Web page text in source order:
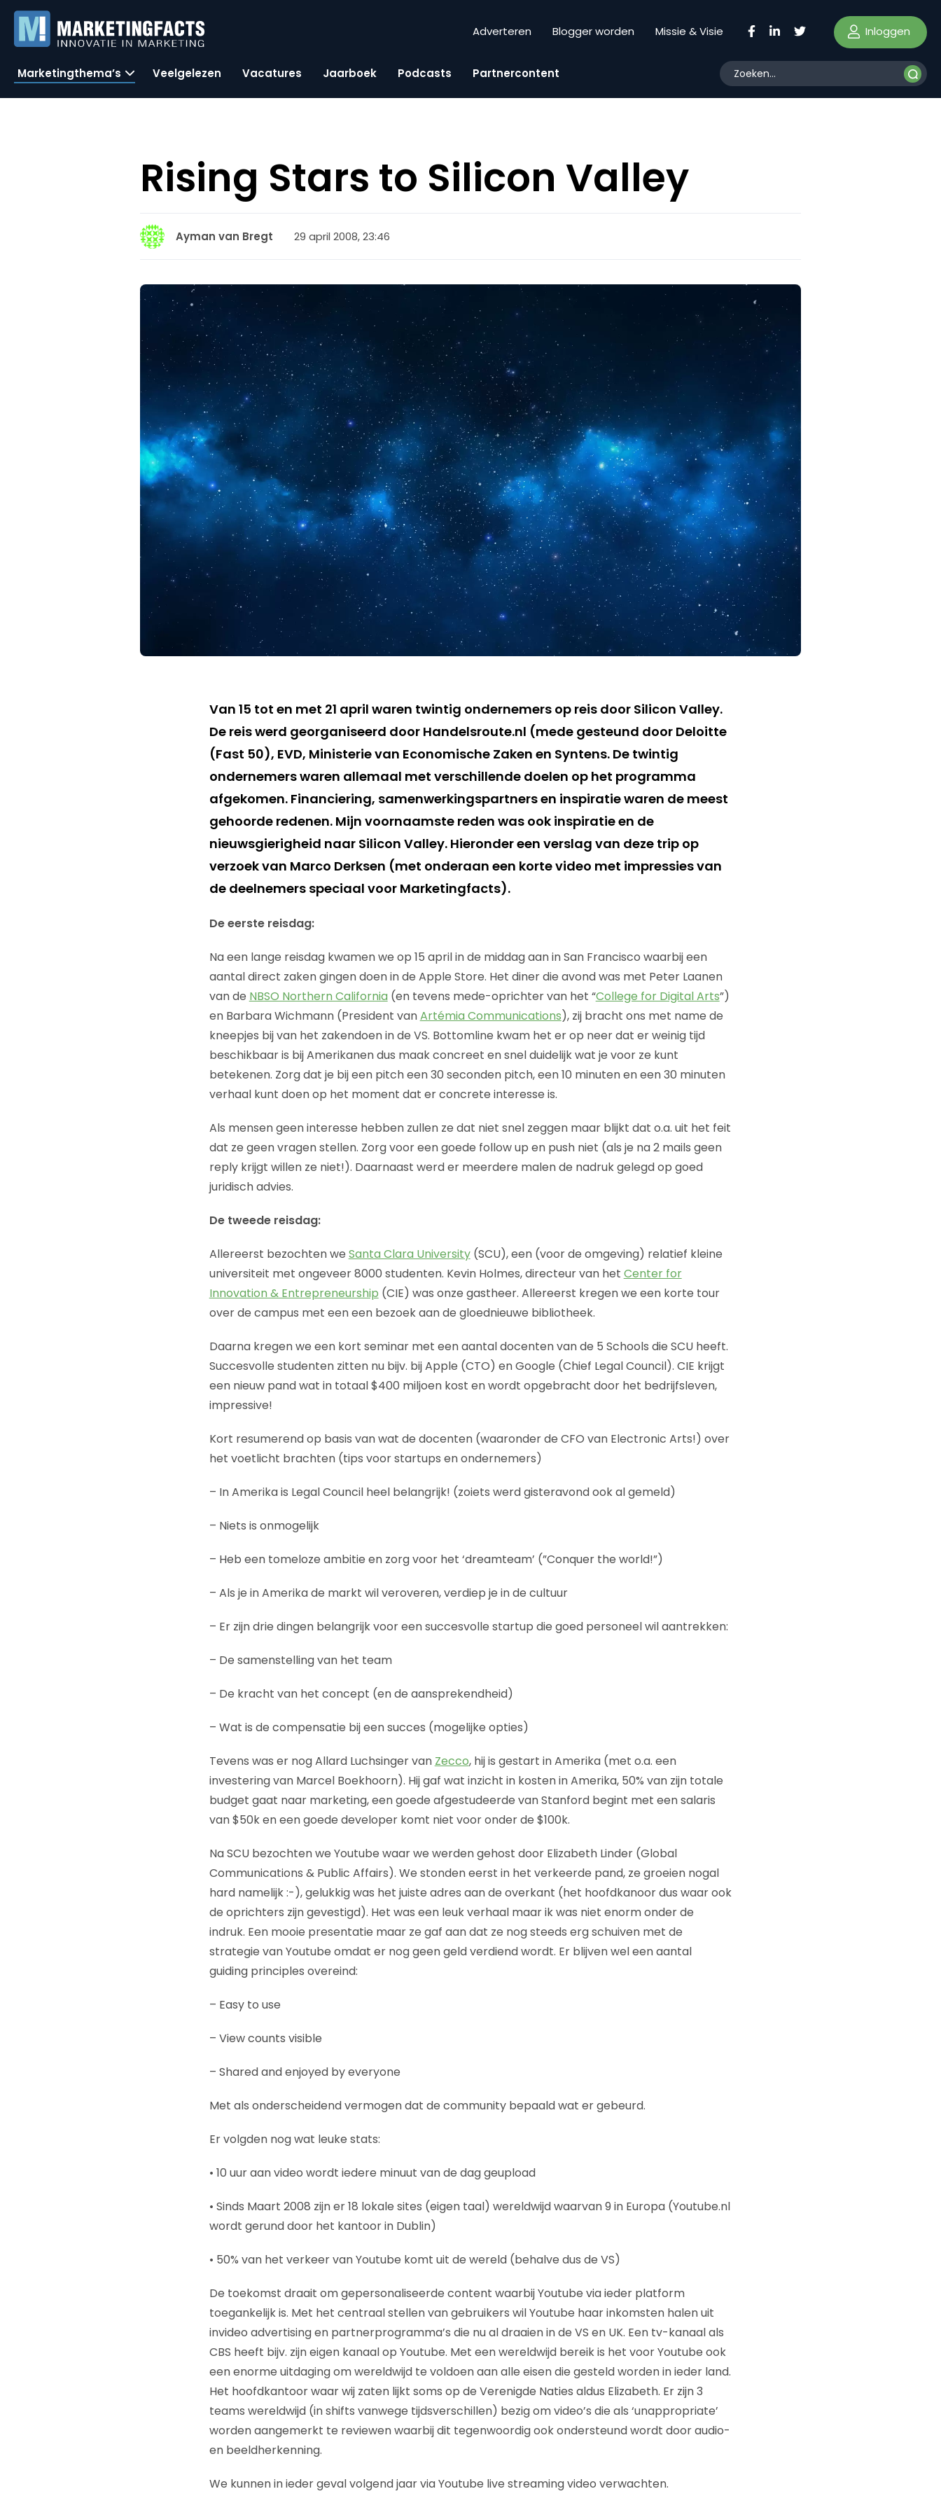
Adverteren Blogger worden Missie & Visie Inloggen
Marketingthema’s Veelgelezen Vacatures Jaarboek Podcasts Partnercontent
Rising Stars to Silicon Valley
Ayman van Bregt 29 april 2008, 23:46
Van 15 tot en met 21 april waren twintig ondernemers op reis door Silicon Valley.
De reis werd georganiseerd door Handelsroute.nl (mede gesteund door Deloitte
(Fast 50), EVD, Ministerie van Economische Zaken en Syntens. De twintig
ondernemers waren allemaal met verschillende doelen op het programma
afgekomen. Financiering, samenwerkingspartners en inspiratie waren de meest
gehoorde redenen. Mijn voornaamste reden was ook inspiratie en de
nieuwsgierigheid naar Silicon Valley. Hieronder een verslag van deze trip op
verzoek van Marco Derksen (met onderaan een korte video met impressies van
de deelnemers speciaal voor Marketingfacts).
De eerste reisdag:
Na een lange reisdag kwamen we op 15 april in de middag aan in San Francisco waarbij een
aantal direct zaken gingen doen in de Apple Store. Het diner die avond was met Peter Laanen
van de NBSO Northern California (en tevens mede-oprichter van het “College for Digital Arts”)
en Barbara Wichmann (President vanArtémia Communications), zij bracht ons met name de
kneepjes bij van het zakendoen in de VS. Bottomline kwam het er op neer dat er weinig tijd
beschikbaar is bij Amerikanen dus maak concreet en snel duidelijk wat je voor ze kunt
betekenen. Zorg dat je bij een pitch een 30 seconden pitch, een 10 minuten en een 30 minuten
verhaal kunt doen op het moment dat er concrete interesse is.
Als mensen geen interesse hebben zullen ze dat niet snel zeggen maar blijkt dat o.a. uit het feit
dat ze geen vragen stellen. Zorg voor een goede follow up en push niet (als je na 2 mails geen
reply krijgt willen ze niet!). Daarnaast werd er meerdere malen de nadruk gelegd op goed
juridisch advies.
De tweede reisdag:
Allereerst bezochten we Santa Clara University(SCU), een (voor de omgeving) relatief kleine
universiteit met ongeveer 8000 studenten. Kevin Holmes, directeur van het Center for
Innovation & Entrepreneurship (CIE) was onze gastheer. Allereerst kregen we een korte tour
over de campus met een een bezoek aan de gloednieuwe bibliotheek.
Daarna kregen we een kort seminar met een aantal docenten van de 5 Schools die SCU heeft.
Succesvolle studenten zitten nu bijv. bij Apple (CTO) en Google (Chief Legal Council). CIE krijgt
een nieuw pand wat in totaal $400 miljoen kost en wordt opgebracht door het bedrijfsleven,
impressive!
Kort resumerend op basis van wat de docenten (waaronder de CFO van Electronic Arts!) over
het voetlicht brachten (tips voor startups en ondernemers)
– In Amerika is Legal Council heel belangrijk! (zoiets werd gisteravond ook al gemeld)
– Niets is onmogelijk
– Heb een tomeloze ambitie en zorg voor het ‘dreamteam’ (”Conquer the world!”)
– Als je in Amerika de markt wil veroveren, verdiep je in de cultuur
– Er zijn drie dingen belangrijk voor een succesvolle startup die goed personeel wil aantrekken:
– De samenstelling van het team
– De kracht van het concept (en de aansprekendheid)
– Wat is de compensatie bij een succes (mogelijke opties)
Tevens was er nog Allard Luchsinger van Zecco, hij is gestart in Amerika (met o.a. een
investering van Marcel Boekhoorn). Hij gaf wat inzicht in kosten in Amerika, 50% van zijn totale
budget gaat naar marketing, een goede afgestudeerde van Stanford begint met een salaris
van $50k en een goede developer komt niet voor onder de $100k.
Na SCU bezochten we Youtube waar we werden gehost door Elizabeth Linder (Global
Communications & Public Affairs). We stonden eerst in het verkeerde pand, ze groeien nogal
hard namelijk :-), gelukkig was het juiste adres aan de overkant (het hoofdkanoor dus waar ook
de oprichters zijn gevestigd). Het was een leuk verhaal maar ik was niet enorm onder de
indruk. Een mooie presentatie maar ze gaf aan dat ze nog steeds erg schuiven met de
strategie van Youtube omdat er nog geen geld verdiend wordt. Er blijven wel een aantal
guiding principles overeind:
– Easy to use
– View counts visible
– Shared and enjoyed by everyone
Met als onderscheidend vermogen dat de community bepaald wat er gebeurd.
Er volgden nog wat leuke stats:
• 10 uur aan video wordt iedere minuut van de dag geupload
• Sinds Maart 2008 zijn er 18 lokale sites (eigen taal) wereldwijd waarvan 9 in Europa (Youtube.nl
wordt gerund door het kantoor in Dublin)
• 50% van het verkeer van Youtube komt uit de wereld (behalve dus de VS)
De toekomst draait om gepersonaliseerde content waarbij Youtube via ieder platform
toegankelijk is. Met het centraal stellen van gebruikers wil Youtube haar inkomsten halen uit
invideo advertising en partnerprogramma’s die nu al draaien in de VS en UK. Een tv-kanaal als
CBS heeft bijv. zijn eigen kanaal op Youtube. Met een wereldwijd bereik is het voor Youtube ook
een enorme uitdaging om wereldwijd te voldoen aan alle eisen die gesteld worden in ieder land.
Het hoofdkantoor waar wij zaten lijkt soms op de Verenigde Naties aldus Elizabeth. Er zijn 3
teams wereldwijd (in shifts vanwege tijdsverschillen) bezig om video’s die als ‘unappropriate’
worden aangemerkt te reviewen waarbij dit tegenwoordig ook ondersteund wordt door audio-
en beeldherkenning.
We kunnen in ieder geval volgend jaar via Youtube live streaming video verwachten.